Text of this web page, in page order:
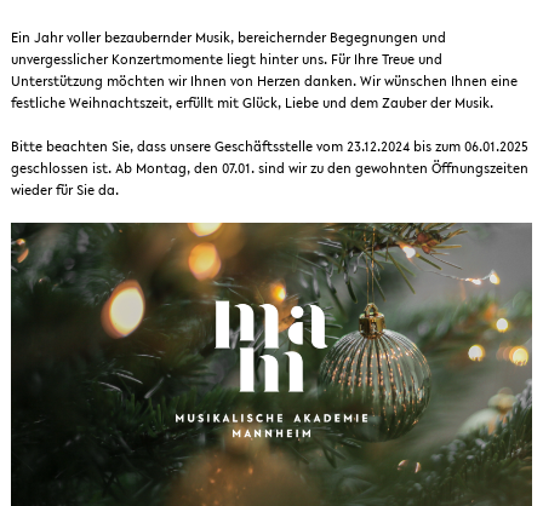
Ein Jahr voller bezaubernder Musik, bereichernder Begegnungen und
unvergesslicher Konzertmomente liegt hinter uns. Für Ihre Treue und
Unterstützung möchten wir Ihnen von Herzen danken. Wir wünschen Ihnen eine
festliche Weihnachtszeit, erfüllt mit Glück, Liebe und dem Zauber der Musik.
Bitte beachten Sie, dass unsere Geschäftsstelle vom 23.12.2024 bis zum 06.01.2025
geschlossen ist. Ab Montag, den 07.01. sind wir zu den gewohnten Öffnungszeiten
wieder für Sie da.